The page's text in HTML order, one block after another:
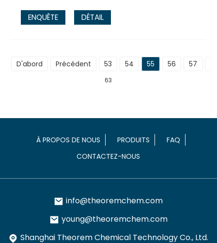
ENQUÊTE DÉTAIL
D'abord Précédent 53 54 55 56 57
63
À PROPOS DE NOUS PRODUITS
FAQ
CONTACTEZ-NOUS
info@theoremchem.com
young@theoremchem.com
Shanghai Theorem Chemical Technology Co., Ltd.